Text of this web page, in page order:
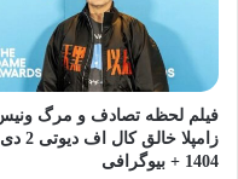
فیلم لحظه تصادف و مرگ
زامپلا خالق کال اف دیوتی 2 دی
1404 + بیوگرافی